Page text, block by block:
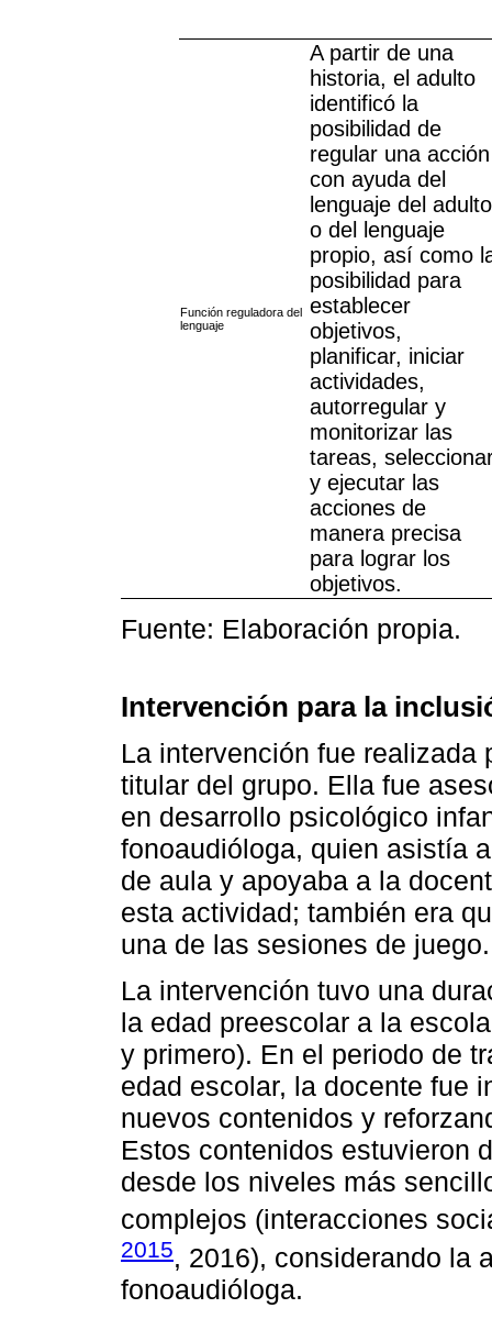
Función reguladora del
lenguaje
A partir de una
historia, el adulto
identificó la
posibilidad de
regular una acción
con ayuda del
lenguaje del adulto
o del lenguaje
propio, así como
posibilidad para
establecer
objetivos,
planificar, iniciar
actividades,
autorregular y
monitorizar las
tareas,
y ejecutar las
acciones de
manera precisa
para lograr los
objetivos.
Fuente: Elaboración propia.
Intervención para la
La intervención fue realizada
titular del grupo. Ella fue
en desarrollo psicológico
fonoaudióloga, quien asistía
de aula y apoyaba a la
esta actividad; también era
una de las sesiones de juego.
La intervención tuvo una
la edad preescolar a la
y primero). En el periodo de
edad escolar, la docente fue
nuevos contenidos y
Estos contenidos estuvieron
desde los niveles más
complejos (interacciones
2015, 2016), considerando la
fonoaudióloga.